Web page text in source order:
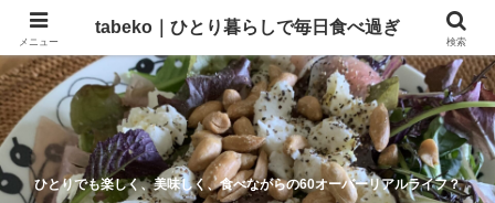
ひとりでも楽しく、美味しく、食べながらの60オーバーリアルライフ？
メニュー
tabeko｜ひとり暮らしで毎日食べ過ぎ
検索